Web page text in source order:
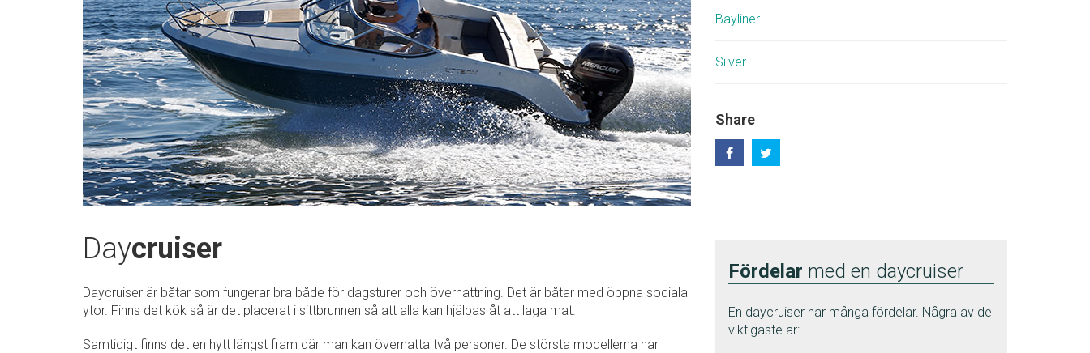
Bayliner
Silver
Share
Daycruiser
Daycruiser är båtar som fungerar bra både för dagsturer och övernattning. Det är båtar med öppna sociala
ytor. Finns det kök så är det placerat i sittbrunnen så att alla kan hjälpas åt att laga mat.
Samtidigt finns det en hytt längst fram där man kan övernatta två personer. De största modellerna har
Fördelar med en daycruiser
En daycruiser har många fördelar. Några av de
viktigaste är: